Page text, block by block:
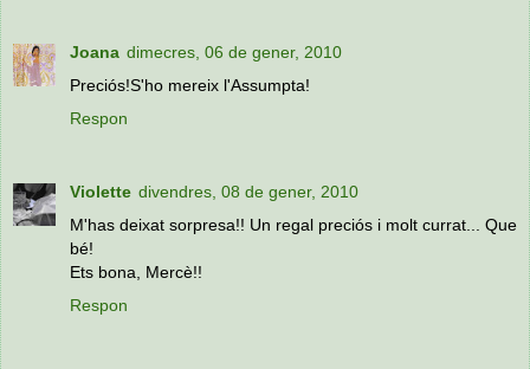
Joana dimecres, 06 de gener, 2010
Preciós!S'ho mereix l'Assumpta!
Respon
Violette divendres, 08 de gener, 2010
M'has deixat sorpresa!! Un regal preciós i molt currat... Que
bé!
Ets bona, Mercè!!
Respon